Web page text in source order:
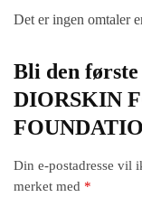
Det er ingen omtaler
Bli den
DIORSKIN
Din e-postadresse vil
merket med *